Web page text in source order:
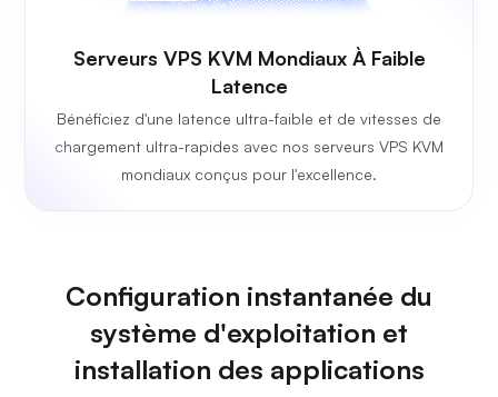
Serveurs VPS KVM Mondiaux À Faible
Latence
Bénéficiez d'une latence ultra-faible et de vitesses de
chargement ultra-rapides avec nos serveurs VPS KVM
mondiaux conçus pour l'excellence.
Configuration instantanée du
système d'exploitation et
installation des applications